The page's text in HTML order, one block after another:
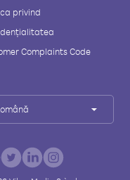
privind
Complaints Code